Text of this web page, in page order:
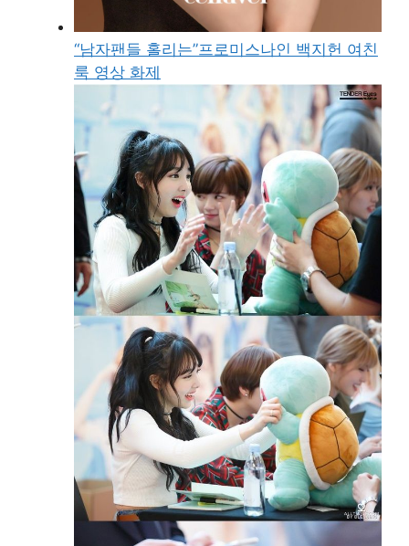
“남자팬들 홀리는”프로미스나인 백지헌 여친
룩 영상 화제